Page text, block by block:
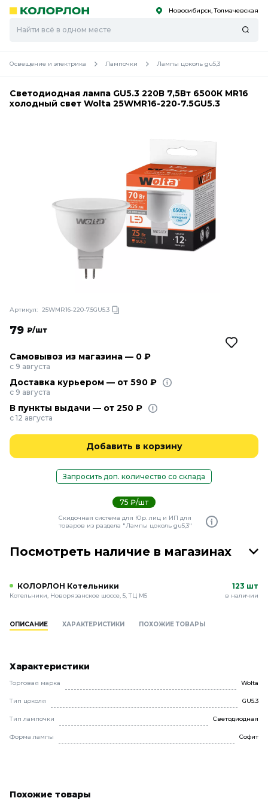
Скоро
Скоро Новосибирск, Толмачевская
Освещение и электрика Лампочки Лампы цоколь gu5,3
Светодиодная лампа GU5.3 220В 7,5Вт 6500К MR16
холодный свет Wolta 25WMR16-220-7.5GU5.3
Артикул: 25WMR16-220-7.5GU5.3
79 ₽/шт
Самовывоз из магазина — 0 ₽
с 9 августа
Доставка курьером — от 590 ₽
с 9 августа
В пункты выдачи — от 250 ₽
с 12 августа
Добавить в корзину
Запросить доп. количество со склада
75 ₽/шт
Скидочная система для Юр. лиц и ИП для
товаров из раздела "Лампы цоколь gu5,3"
Посмотреть наличие в магазинах
КОЛОРЛОН Котельники
Котельники, Новорязанское шоссе, 5, ТЦ М5
123 шт
в наличии
ОПИСАНИЕ ХАРАКТЕРИСТИКИ ПОХОЖИЕ ТОВАРЫ
Характеристики
Торговая марка Wolta
Тип цоколя GU5.3
Тип лампочки Светодиодная
Форма лампы Софит
Похожие товары